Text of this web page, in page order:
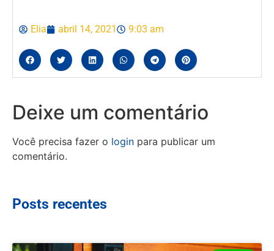
Elia abril 14, 2021 9:03 am
Deixe um comentário
Você precisa fazer o login para publicar um
comentário.
Posts recentes